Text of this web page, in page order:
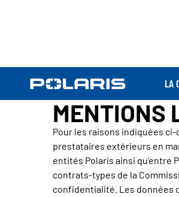
LA
MENTIONS
Pour les raisons indiquées
prestataires extérieurs en
entités Polaris ainsi qu’entre
contrats-types de la
confidentialité. Les données